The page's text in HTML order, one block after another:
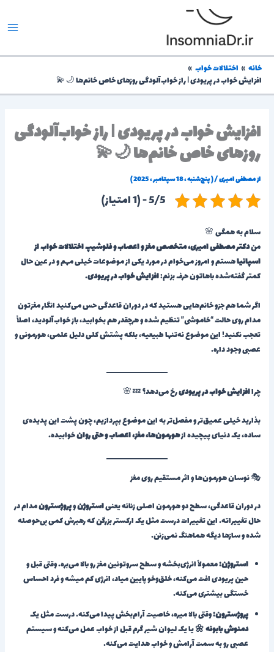
خانه
اختلالات خواب
افزایش خواب در پریودی | راز خواب‌آلودگی روزهای خاص خانم‌ها 🌙💫
افزایش خواب در پریودی | راز خواب‌آلودگی
روزهای خاص خانم‌ها 🌙💫
ازمصطفی امیری/( پنج‌شنبه ، 18 سپتامبر ، 2025 )
5/5 - (1 امتیاز)
سلام به همگی 🌸
مندکتر مصطفی امیری، متخصص مغز و اعصاب و فلوشیپ اختلالات خواب از
اسپانیاهستم و امروز می‌خوام در مورد یکی از موضوعات خیلی مهم و در عین حال
کمتر گفته‌شده باهاتون حرف بزنم:افزایش خواب در پریودی.
اگر شما هم جزو خانم‌هایی هستید که در دوران قاعدگی حس می‌کنید انگار مغزتون
مدام روی حالت “خاموشی” تنظیم شده و هرچقدر هم بخوابید، باز خواب‌آلودید، اصلاً
تعجب نکنید! این موضوع نه‌تنها طبیعیه، بلکه پشتش کلی دلیل علمی، هورمونی و
عصبی وجود داره.
چراافزایش خواب در پریودیرخ می‌دهد؟ 💤🌸
بذارید خیلی عمیق‌تر و مفصل‌تر به این موضوع بپردازیم، چون پشت این پدیده‌ی
ساده، یک دنیای پیچیده ازهورمون‌ها، مغز، اعصاب و حتی روانخوابیده.
🎭 نوسان هورمون‌ها و اثر مستقیم روی مغز
در دوران قاعدگی، سطح دو هورمون اصلی زنانه یعنیاستروژنوپروژسترونمدام در
حال تغییراته. این تغییرات درست مثل یک ارکستر بزرگن که رهبرش کمی بی‌حوصله
شده و سازها دیگه هماهنگ نمی‌زنن.
استروژن:معمولاً انرژی‌بخشه و سطح سروتونین مغز رو بالا می‌بره. وقتی قبل و
حین پریودی افت می‌کنه، خلق‌وخو پایین میاد، انرژی کم میشه و فرد احساس
خستگی بیشتری می‌کنه.
پروژسترون:وقتی بالا میره، خاصیت آرام‌بخش پیدا می‌کنه. درست مثل یک
دمنوش بابونه 🌼یا یک لیوان شیر گرم قبل از خواب عمل می‌کنه و سیستم
عصبی رو به سمت آرامش و خواب هدایت می‌کنه.